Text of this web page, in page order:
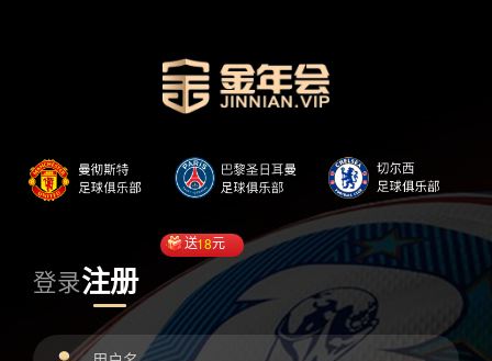
登录注册
送18元